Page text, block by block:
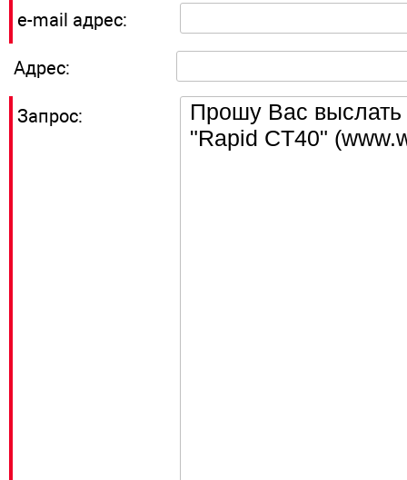
e-mail адрес:
Адрес:
Запрос: